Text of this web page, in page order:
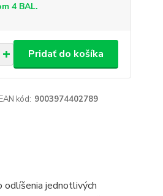
4 BAL.
Pridať do košíka
EAN kód: 9003974402789
odlíšenia jednotlivých